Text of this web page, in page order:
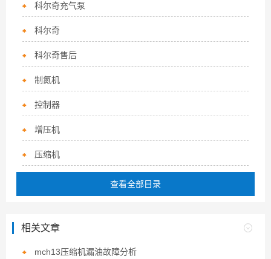
科尔奇充气泵
科尔奇
科尔奇售后
制氮机
控制器
增压机
压缩机
查看全部目录
相关文章
mch13压缩机漏油故障分析